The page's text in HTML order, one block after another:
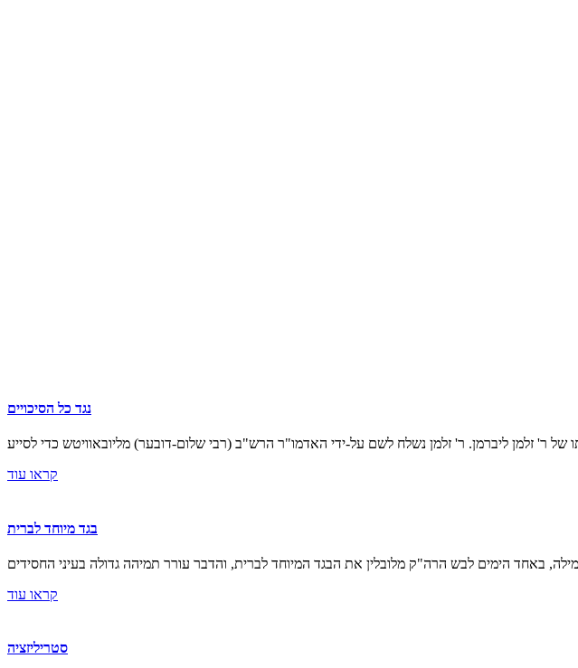
נגד כל הסיכויים
קראו עוד
בגד מיוחד לברית
קראו עוד
סטריליזציה